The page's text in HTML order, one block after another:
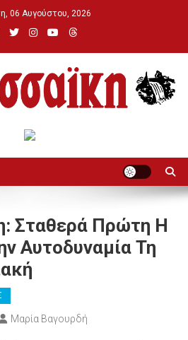
06 Αυγούστου, 2026
Σταθερά Πρώτη Η
Αυτοδυναμία Τη
Μαρία Βαγουρδή